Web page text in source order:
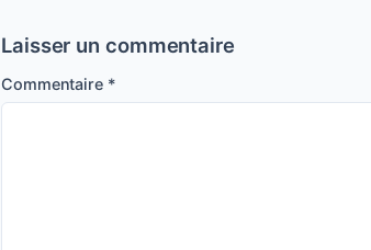
Laisser un commentaire
Commentaire *